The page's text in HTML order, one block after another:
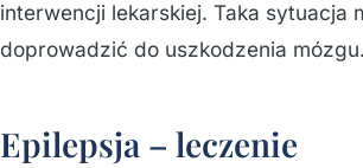
interwencji lekarskiej. Taka sytuacja
doprowadzić do uszkodzenia mózgu.
Epilepsja – leczenie